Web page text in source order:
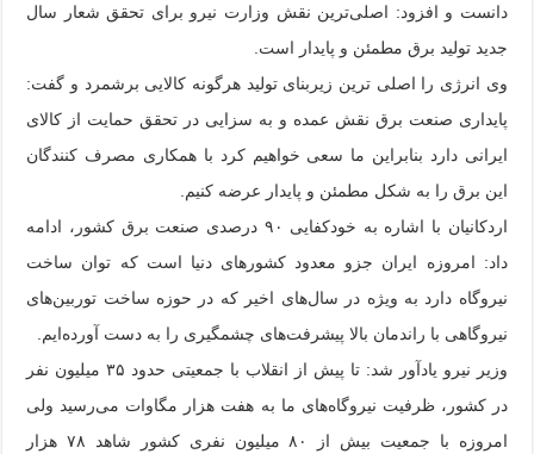
دانست و افزود: اصلی‌ترین نقش وزارت نیرو برای تحقق شعار سال
جدید تولید برق مطمئن و پایدار است.
وی انرژی را اصلی ترین زیربنای تولید هرگونه کالایی برشمرد و گفت:
پایداری صنعت برق نقش عمده و به سزایی در تحقق حمایت از کالای
ایرانی دارد بنابراین ما سعی خواهیم کرد با همکاری مصرف کنندگان
این برق را به شکل مطمئن و پایدار عرضه کنیم.
اردکانیان با اشاره به خودکفایی ۹۰ درصدی صنعت برق کشور، ادامه
داد: امروزه ایران جزو معدود کشورهای دنیا است که توان ساخت
نیروگاه دارد به ویژه در سال‌های اخیر که در حوزه ساخت توربین‌های
نیروگاهی با راندمان بالا پیشرفت‌های چشمگیری را به دست آورده‌ایم.
وزیر نیرو یادآور شد: تا پیش از انقلاب با جمعیتی حدود ۳۵ میلیون نفر
در کشور، ظرفیت نیروگاه‌های ما به هفت هزار مگاوات می‌رسید ولی
امروزه با جمعیت بیش از ۸۰ میلیون نفری کشور شاهد ۷۸ هزار